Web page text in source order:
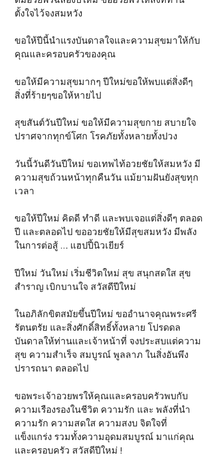
ตั้งใจไว้จงสมหวัง
ขอให้ปีนี้นำแรงบันดาลใจและความสุขมาให้กับ
คุณและครอบครัวของคุณ
ขอให้มีความสุขมากๆ ปีใหม่ขอให้พบแต่สิ่งดีๆ
สิ่งที่ร้ายๆขอให้หายไป
สุขสันต์วันปีใหม่ ขอให้มีความสุขกาย สบายใจ
ปราศจากทุกข์โศก โรคภัยทั้งหลายทั้งปวง
วันนี้วันดีวันปีใหม่ ขอเทพไท้อวยชัยให้สมหวัง มี
ความสุขถ้วนหน้าทุกคืนวัน แม้ยามฝันยังสุขทุก
เวลา
ขอให้ปีใหม่ คิดดี ทำดี และพบเจอแต่สิ่งดีๆ ตลอด
ปี และตลอดไป ขออวยชัยให้มีสุขสมหวัง มีพลัง
ในการต่อสู้ … แฮปปี้นิวเยียร์
ปีใหม่ วันใหม่ เริ่มชีวิตใหม่ สุข สนุกสดใส สุข
สำราญ เบิกบานใจ สวัสดีปีใหม่
ในอภิลักขิตสมัยขึ้นปีใหม่ ขออำนาจคุณพระศรี
รัตนตรัย และสิ่งศักดิ์สิทธิ์ทั้งหลาย โปรดดล
บันดาลให้ท่านและเจ้าหน้าที่ จงประสบแต่ความ
สุข ความสำเร็จ สมบูรณ์ พูลลาภ ในสิ่งอันพึง
ปรารถนา ตลอดไป
ขอพระเจ้าอวยพรให้คุณและครอบครัวพบกับ
ความเรืองรองในชีวิต ความรัก และ พลังที่นำ
ความรัก ความสดใส ความสงบ จิตใจที่
แข็งแกร่ง รวมทั้งความอุดมสมบูรณ์ มาแก่คุณ
และครอบครัว สวัสดีปีใหม่ !